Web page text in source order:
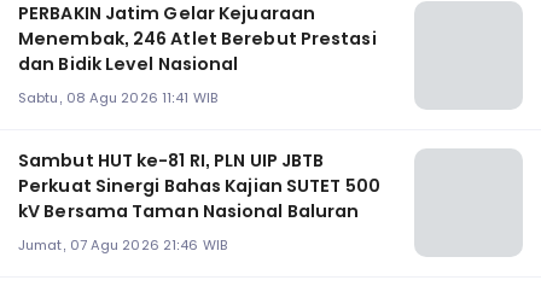
PERBAKIN Jatim Gelar Kejuaraan
Menembak, 246 Atlet Berebut Prestasi
dan Bidik Level Nasional
Sabtu, 08 Agu 2026 11:41 WIB
Sambut HUT ke-81 RI, PLN UIP JBTB
Perkuat Sinergi Bahas Kajian SUTET 500
kV Bersama Taman Nasional Baluran
Jumat, 07 Agu 2026 21:46 WIB